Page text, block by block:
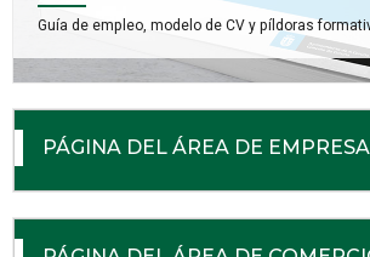
Guía de empleo, modelo de CV y píldoras
PÁGINA DEL ÁREA DE EMPRESA